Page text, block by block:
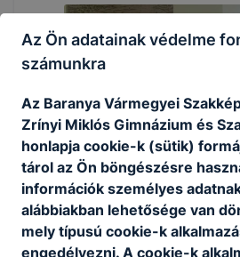
Az Ön adatainak védelme
számunkra
Az Baranya Vármegyei
Zrínyi Miklós Gimnázium és
honlapja cookie-k (sütik)
tárol az Ön böngészésre
információk személyes
alábbiakban lehetősége van
mely típusú cookie-k
engedélyezni. A cookie-k